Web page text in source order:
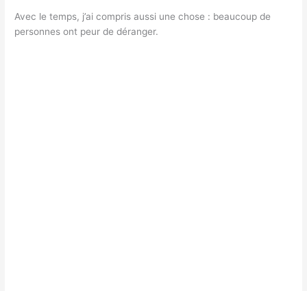
Avec le temps, j’ai compris aussi une chose : beaucoup de
personnes ont peur de déranger.